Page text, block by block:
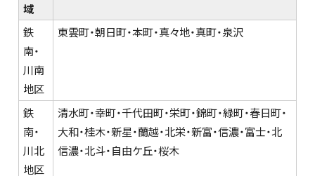
域
鉄
南・
川南
地区
東雲町・朝日町・本町・真々地・真町・泉沢
鉄
南・
川北
地区
清水町・幸町・千代田町・栄町・錦町・緑町・春日町・
大和・桂木・新星・蘭越・北栄・新富・信濃・富士・北
信濃・北斗・自由ケ丘・桜木